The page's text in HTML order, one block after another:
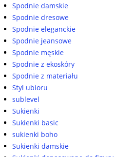
Spodnie damskie
Spodnie dresowe
Spodnie eleganckie
Spodnie jeansowe
Spodnie męskie
Spodnie z ekoskóry
Spodnie z materiału
Styl ubioru
sublevel
Sukienki
Sukienki basic
sukienki boho
Sukienki damskie